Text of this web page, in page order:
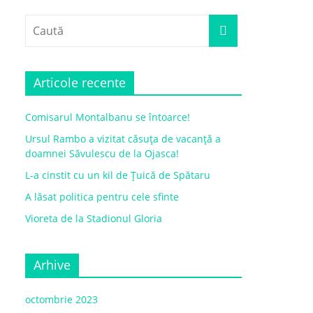
Articole recente
Comisarul Montalbanu se întoarce!
Ursul Rambo a vizitat căsuța de vacanță a
doamnei Săvulescu de la Ojasca!
L-a cinstit cu un kil de Țuică de Spătaru
A lăsat politica pentru cele sfinte
Vioreta de la Stadionul Gloria
Arhive
octombrie 2023